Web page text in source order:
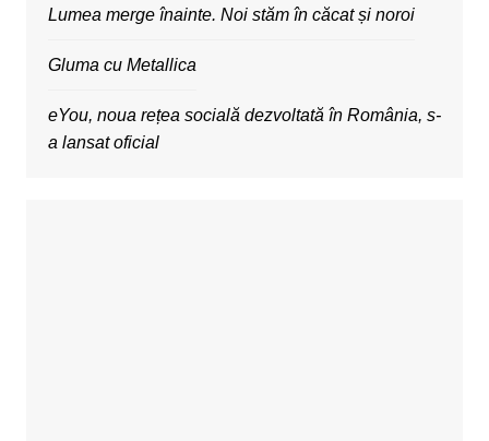
Lumea merge înainte. Noi stăm în căcat și noroi
Gluma cu Metallica
eYou, noua rețea socială dezvoltată în România, s-
a lansat oficial